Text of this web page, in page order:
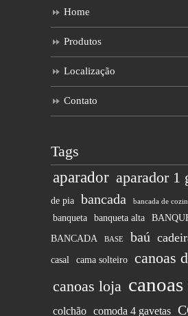
Home
Produtos
Localização
Contato
Tags
aparador aparador 1
de pia bancada bancada de
banqueta banqueta alta
BANCADA
BASE baú
casal cama solteiro
canoas
canoas loja
colchão comoda 4 gavetas